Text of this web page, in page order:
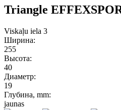
Triangle
Viskaļu iela 3
Ширина:
255
Высота:
40
Диаметр:
19
Глубина, mm:
jaunas